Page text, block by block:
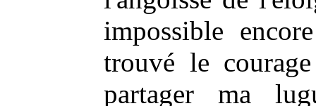
impossible
trouvé le
partager ma